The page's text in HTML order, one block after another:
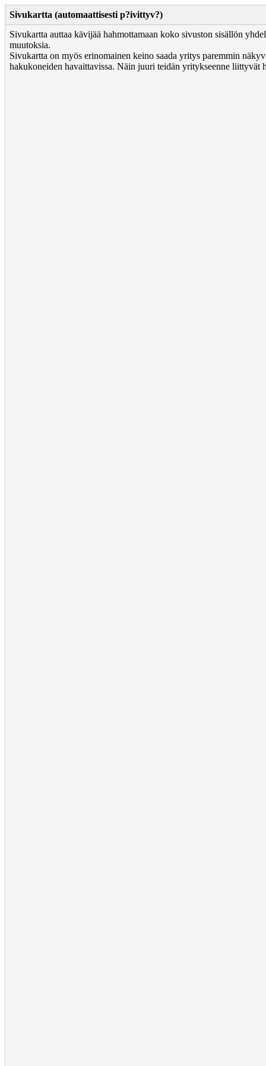
Sivukartta (automaattisesti p?ivittyv?)
Sivukartta auttaa kävijää hahmottamaan koko sivuston sisällön
muutoksia.
Sivukartta on myös erinomainen keino saada yritys paremmin
hakukoneiden havaittavissa. Näin juuri teidän yritykseenne liittyvät